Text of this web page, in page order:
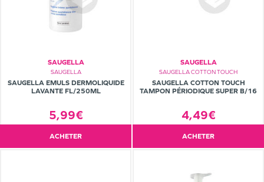
SAUGELLA
SAUGELLA
SAUGELLA EMULS DERMOLIQUIDE
LAVANTE FL/250ML
5,99€
ACHETER
SAUGELLA
SAUGELLA COTTON TOUCH
SAUGELLA COTTON TOUCH
TAMPON PÉRIODIQUE SUPER B/16
4,49€
ACHETER